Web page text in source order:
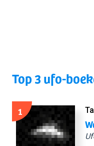
Top 3 ufo-
1